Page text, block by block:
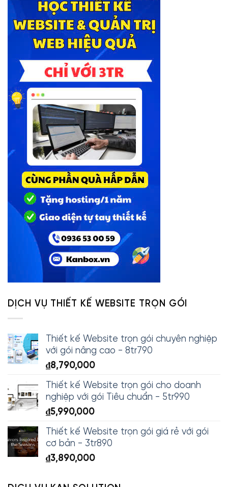
DỊCH VỤ THIẾT KẾ WEBSITE TRỌN GÓI
Thiết kế Website trọn gói chuyên nghiệp
với gói nâng cao - 8tr790
₫8,790,000
Thiết kế Website trọn gói cho doanh
nghiệp với gói Tiêu chuẩn - 5tr990
₫5,990,000
Thiết kế Website trọn gói giá rẻ với gói
cơ bản - 3tr890
₫3,890,000